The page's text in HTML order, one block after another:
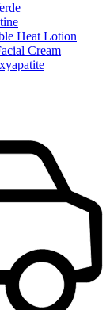
Heat Lotion
Cream